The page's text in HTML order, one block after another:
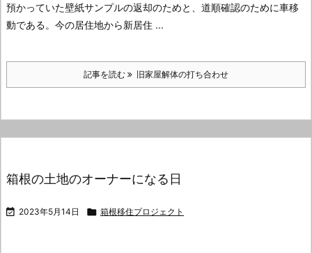
預かっていた壁紙サンプルの返却のためと、道順確認のために車移
動である。 今の居住地から新居住 ...
記事を読む 旧家屋解体の打ち合わせ
箱根の土地のオーナーになる日
 2023年5月14日  箱根移住プロジェクト